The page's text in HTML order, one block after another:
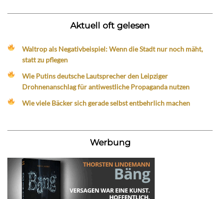
Aktuell oft gelesen
Waltrop als Negativbeispiel: Wenn die Stadt nur noch mäht,
statt zu pflegen
Wie Putins deutsche Lautsprecher den Leipziger
Drohnenanschlag für antiwestliche Propaganda nutzen
Wie viele Bäcker sich gerade selbst entbehrlich machen
Werbung